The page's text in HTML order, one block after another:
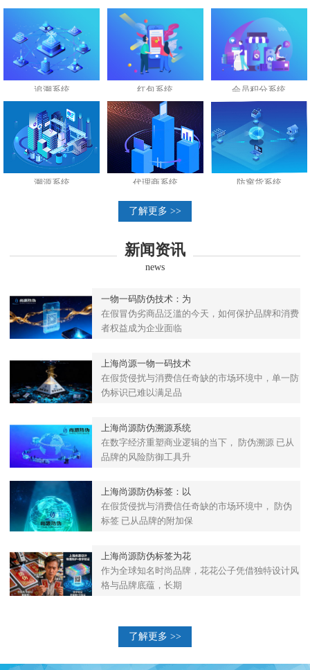
追溯系统 红包系统 会员积分系统
溯源系统 代理商系统 防窜货系统
了解更多 >>
新闻资讯
news
一物一码防伪技术：为
在假冒伪劣商品泛滥的今天，如何保护品牌和消费
者权益成为企业面临
上海尚源一物一码技术
在假货侵扰与消费信任奇缺的市场环境中，单一防
伪标识已难以满足品
上海尚源防伪溯源系统
在数字经济重塑商业逻辑的当下， 防伪溯源 已从
品牌的风险防御工具升
上海尚源防伪标签：以
在假货侵扰与消费信任奇缺的市场环境中， 防伪
标签 已从品牌的附加保
上海尚源防伪标签为花
作为全球知名时尚品牌，花花公子凭借独特设计风
格与品牌底蕴，长期
了解更多 >>